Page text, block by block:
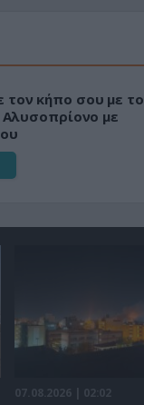
κήπο σου με το
με
07.08.2026 | 02:02